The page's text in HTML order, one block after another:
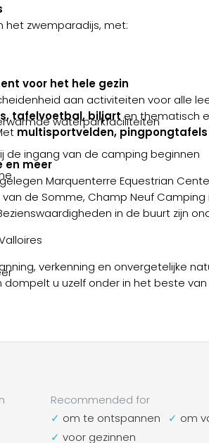
het zwemparadijs, met:
waterparkfaciliteiten
de ingang van de camping beginnen
voor het hele gezin
aan activiteiten voor alle
tafelvoetbal, biljarten thematisch
multisportvelden,
en meer
Marquenterre Equestrian
de Somme, Champ Neuf
in de buurt zijn
verkenning en onvergetelijke
u uzelf onder in het beste
Recommended for
om te ontspannen
om
voor gezinnen